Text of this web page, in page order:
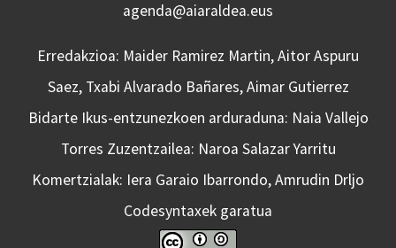
agenda@aiaraldea.eus
Erredakzioa: Maider Ramirez Martin, Aitor Aspuru
Saez, Txabi Alvarado Bañares, Aimar Gutierrez
Bidarte Ikus-entzunezkoen arduraduna: Naia Vallejo
Torres Zuzentzailea: Naroa Salazar Yarritu
Komertzialak: Iera Garaio Ibarrondo, Amrudin Drljo
Codesyntaxek garatua